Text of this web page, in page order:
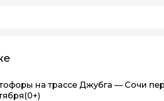
на трассе Джубга — Сочи
(0+)